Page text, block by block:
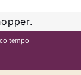
tempo